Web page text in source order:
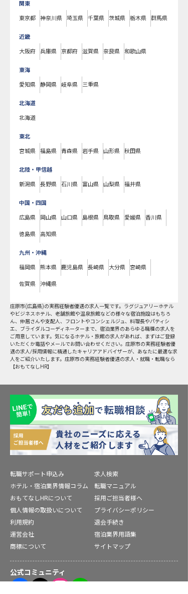
関東
東京都 神奈川県 埼玉県 千葉県 茨城県 栃木県 群馬県
近畿
大阪府 兵庫県 京都府 滋賀県 奈良県 和歌山県
東海
愛知県 静岡県 岐阜県 三重県
北海道
北海道
東北
宮城県 福島県 青森県 岩手県 山形県 秋田県
北陸・甲信越
新潟県 長野県 石川県 富山県 山梨県 福井県
中国・四国
広島県 岡山県 山口県 島根県 鳥取県 愛媛県 香川県
徳島県 高知県
九州・沖縄
福岡県 熊本県 鹿児島県 長崎県 大分県 宮崎県
佐賀県 沖縄県
庄原市(広島県)の実務経験者優遇の求人一覧です。ラグジュアリーホテル
やビジネスホテル、老舗旅館や温泉旅館などの様々な宿泊施設はもちろ
ん、仲居さんや支配人、フロントやコンシェルジュ、料理長やパティシ
エ、ブライダルコーディネーターまで、宿泊業界のあらゆる職種の求人を
ご用意しています。気になるホテル・旅館の求人があれば、まずはご登録
いただくか電話やメールでお問い合わせください。庄原市の実務経験者優
遇の求人/採用情報に精通したキャリアアドバイザーが、あなたに最適な求
人をご紹介いたします。庄原市の実務経験者優遇の求人・就職・転職なら
【おもてなしHR】
転職サポート申込み
求人検索
ホテル・宿泊業界情報コラム
転職マニュアル
おもてなしHRについて
採用ご担当者様へ
個人情報の取扱いについて
プライバシーポリシー
利用規約
退会手続き
運営会社
宿泊業界用語集
商標について
サイトマップ
公式コミュニティ